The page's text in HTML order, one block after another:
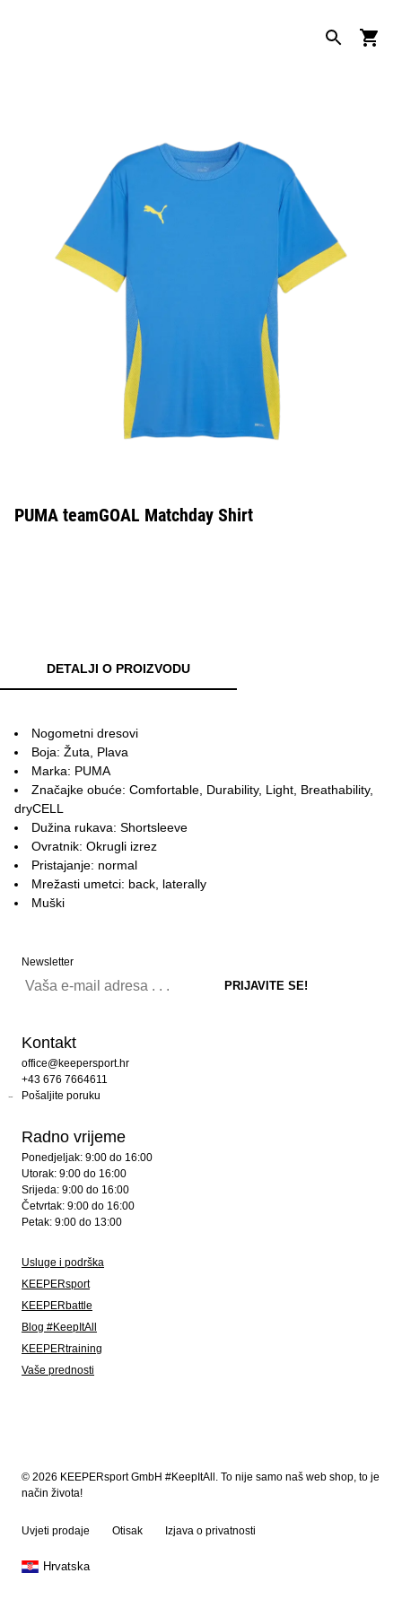
PUMA teamGOAL Matchday Shirt
DETALJI O PROIZVODU
Nogometni dresovi
Boja: Žuta, Plava
Marka: PUMA
Značajke obuće: Comfortable, Durability, Light, Breathability,
dryCELL
Dužina rukava: Shortsleeve
Ovratnik: Okrugli izrez
Pristajanje: normal
Mrežasti umetci: back, laterally
Muški
Newsletter
Kontakt
office@keepersport.hr
+43 676 7664611
Pošaljite poruku
Radno vrijeme
Ponedjeljak: 9:00 do 16:00
Utorak: 9:00 do 16:00
Srijeda: 9:00 do 16:00
Četvrtak: 9:00 do 16:00
Petak: 9:00 do 13:00
Usluge i podrška
KEEPERsport
KEEPERbattle
Blog #KeepItAll
KEEPERtraining
Vaše prednosti
© 2026 KEEPERsport GmbH #KeepItAll. To nije samo naš web shop, to je
način života!
Uvjeti prodaje Otisak Izjava o privatnosti
Hrvatska